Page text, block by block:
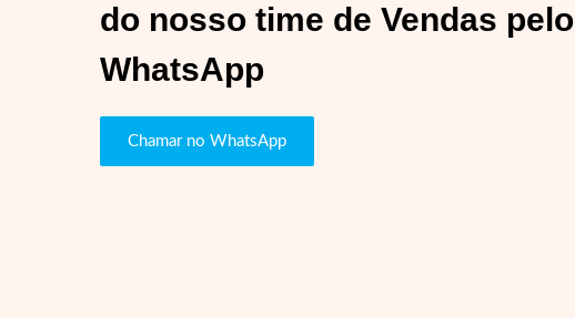
do nosso time de Vendas pelo
WhatsApp
Chamar no WhatsApp